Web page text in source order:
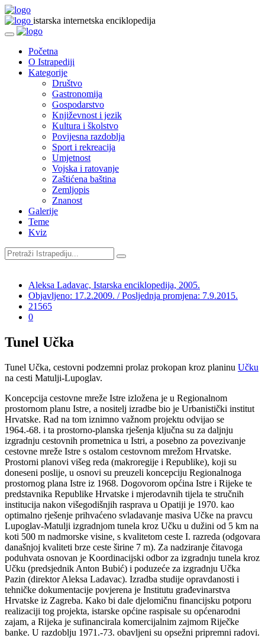
istarska internetska enciklopedija
Početna
O Istrapediji
Kategorije
Društvo
Gastronomija
Gospodarstvo
Književnost i jezik
Kultura i školstvo
Povijesna razdoblja
Sport i rekreacija
Umjetnost
Vojska i ratovanje
Zaštićena baština
Zemljopis
Znanost
Galerije
Teme
Kviz
Aleksa Ladavac, Istarska enciklopedija, 2005.
Objavljeno: 17.2.2009. / Posljednja promjena: 7.9.2015.
21565
0
Tunel Učka
Tunel Učka, cestovni podzemni prolaz prokopan kroz planinu Učku
na cesti Matulji-Lupoglav.
Koncepcija cestovne mreže Istre izložena je u Regionalnom
prostornom planu Istre, a nositelj izradbe bio je Urbanistički institut
Hrvatske. Rad na tom iznimno važnom projektu odvijao se
1964.-68. i ta prostorno-planska rješenja ključna su za daljnju
izgradnju cestovnih prometnica u Istri, a posebno za povezivanje
cestovne mreže Istre s ostalom cestovnom mrežom Hrvatske.
Prostorni planovi višeg reda (makroregije i Republike), koji su
doneseni poslije, u osnovi su preuzeli koncepciju Regionalnoga
prostornog plana Istre iz 1968. Dogovorom općina Istre i Rijeke te
predstavnika Republike Hrvatske i mjerodavnih tijela te stručnih
institucija nakon višegodišnjih rasprava u Opatiji je 1970. kao
optimalno rješenje prihvaćeno svladavanje masiva Učke na pravcu
Lupoglav-Matulji izgradnjom tunela kroz Učku u dužini od 5 km na
koti 500 m nadmorske visine, s kvalitetom ceste I. razreda (odgovara
današnjoj kvaliteti brze ceste širine 7 m). Za nadziranje čitavoga
poduhvata osnovan je Koordinacijski odbor za izgradnju tunela kroz
Učku (predsjednik Anton Bubić) i poduzeće za izgradnju Učka
Pazin (direktor Aleksa Ladavac). Izradba studije opravdanosti i
tehničke dokumentacije povjerena je Institutu građevinarstva
Hrvatske iz Zagreba. Kako bi dale djelomičnu financijsku potporu
realizaciji tog projekta, istarske općine raspisale su općenarodni
zajam, a Rijeka je sufinancirala komercijalnim zajmom Riječke
banke. U razdoblju 1971.-73. obavljeni su opsežni pripremni radovi.